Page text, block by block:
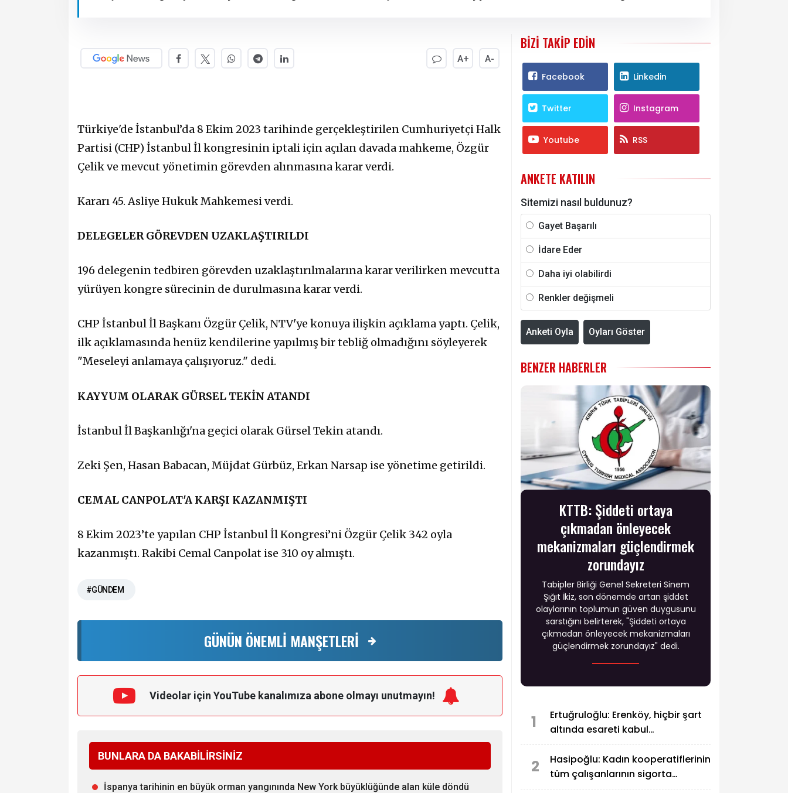
A+ A-
Türkiye'de İstanbul’da 8 Ekim 2023 tarihinde gerçekleştirilen Cumhuriyetçi Halk
Partisi (CHP) İstanbul İl kongresinin iptali için açılan davada mahkeme, Özgür
Çelik ve mevcut yönetimin görevden alınmasına karar verdi.
Kararı 45. Asliye Hukuk Mahkemesi verdi.
DELEGELER GÖREVDEN UZAKLAŞTIRILDI
196 delegenin tedbiren görevden uzaklaştırılmalarına karar verilirken mevcutta
yürüyen kongre sürecinin de durulmasına karar verdi.
CHP İstanbul İl Başkanı Özgür Çelik, NTV'ye konuya ilişkin açıklama yaptı. Çelik,
ilk açıklamasında henüz kendilerine yapılmış bir tebliğ olmadığını söyleyerek
"Meseleyi anlamaya çalışıyoruz." dedi.
KAYYUM OLARAK GÜRSEL TEKİN ATANDI
İstanbul İl Başkanlığı'na geçici olarak Gürsel Tekin atandı.
Zeki Şen, Hasan Babacan, Müjdat Gürbüz, Erkan Narsap ise yönetime getirildi.
CEMAL CANPOLAT'A KARŞI KAZANMIŞTI
8 Ekim 2023’te yapılan CHP İstanbul İl Kongresi’ni Özgür Çelik 342 oyla
kazanmıştı. Rakibi Cemal Canpolat ise 310 oy almıştı.
#GÜNDEM
GÜNÜN ÖNEMLİ MANŞETLERİ
Videolar için YouTube kanalımıza abone olmayı unutmayın!
BUNLARA DA BAKABİLİRSİNİZ
İspanya tarihinin en büyük orman yangınında New York büyüklüğünde alan küle döndü
BIZI TAKIP EDIN
Facebook Linkedin
Twitter Instagram
Youtube RSS
ANKETE KATILIN
Sitemizi nasıl buldunuz?
Gayet Başarılı
İdare Eder
Daha iyi olabilirdi
Renkler değişmeli
Anketi Oyla Oyları Göster
BENZER HABERLER
KTTB: Şiddeti ortaya
çıkmadan önleyecek
mekanizmaları güçlendirmek
zorundayız
Tabipler Birliği Genel Sekreteri Sinem
Şığıt İkiz, son dönemde artan şiddet
olaylarının toplumun güven duygusunu
sarstığını belirterek, "Şiddeti ortaya
çıkmadan önleyecek mekanizmaları
güçlendirmek zorundayız" dedi.
1
Ertuğruloğlu: Erenköy, hiçbir şart
altında esareti kabul
2
Hasipoğlu: Kadın kooperatiflerinin
tüm çalışanlarının sigorta